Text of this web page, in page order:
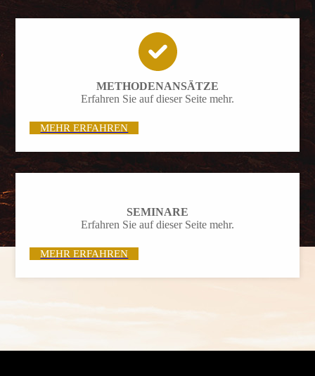
METHODENANSÄTZE
Erfahren Sie auf dieser Seite mehr.
MEHR ERFAHREN
SEMINARE
Erfahren Sie auf dieser Seite mehr.
MEHR ERFAHREN